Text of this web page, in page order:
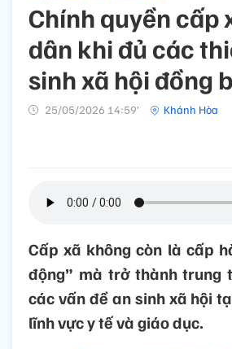
Chính quyền cấp
dân khi đủ các
sinh xã hội đồng
25/05/2026 14:59’ Khánh Hòa
Cấp xã không còn là cấp
động” mà trở thành trung
các vấn đề an sinh xã hội
lĩnh vực y tế và giáo dục.